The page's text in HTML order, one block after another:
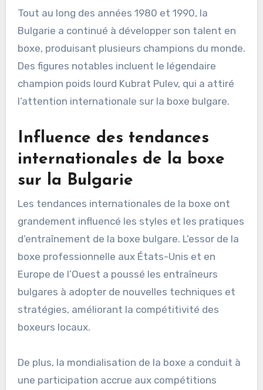
Tout au long des années 1980 et 1990, la
Bulgarie a continué à développer son talent en
boxe, produisant plusieurs champions du monde.
Des figures notables incluent le légendaire
champion poids lourd Kubrat Pulev, qui a attiré
l’attention internationale sur la boxe bulgare.
Influence des tendances
internationales de la boxe
sur la Bulgarie
Les tendances internationales de la boxe ont
grandement influencé les styles et les pratiques
d’entraînement de la boxe bulgare. L’essor de la
boxe professionnelle aux États-Unis et en
Europe de l’Ouest a poussé les entraîneurs
bulgares à adopter de nouvelles techniques et
stratégies, améliorant la compétitivité des
boxeurs locaux.
De plus, la mondialisation de la boxe a conduit à
une participation accrue aux compétitions